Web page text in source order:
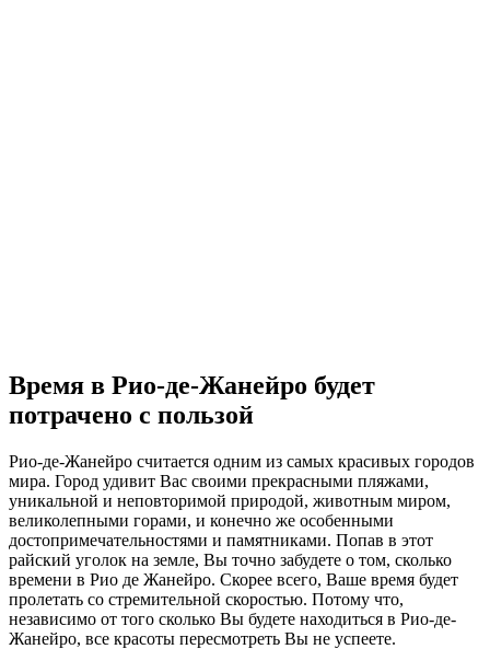
Время в Рио-де-Жанейро будет
потрачено с пользой
Рио-де-Жанейро считается одним из самых красивых городов
мира. Город удивит Вас своими прекрасными пляжами,
уникальной и неповторимой природой, животным миром,
великолепными горами, и конечно же особенными
достопримечательностями и памятниками. Попав в этот
райский уголок на земле, Вы точно забудете о том, сколько
времени в Рио де Жанейро. Скорее всего, Ваше время будет
пролетать со стремительной скоростью. Потому что,
независимо от того сколько Вы будете находиться в Рио-де-
Жанейро, все красоты пересмотреть Вы не успеете.